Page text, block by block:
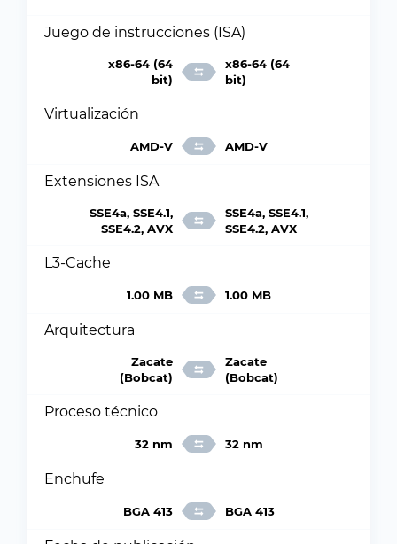
Juego de instrucciones (ISA)
x86-64 (64
bit)
x86-64 (64
bit)
Virtualización
AMD-V AMD-V
Extensiones ISA
SSE4a, SSE4.1,
SSE4.2, AVX
SSE4a, SSE4.1,
SSE4.2, AVX
L3-Cache
1.00 MB 1.00 MB
Arquitectura
Zacate
(Bobcat)
Zacate
(Bobcat)
Proceso técnico
32 nm 32 nm
Enchufe
BGA 413 BGA 413